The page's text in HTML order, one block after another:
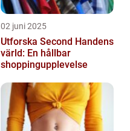
02 juni 2025
Utforska Second Handens
värld: En hållbar
shoppingupplevelse